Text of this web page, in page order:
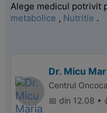
Alege medicul potrivit
metabolice , Nutritie .
Dr. Micu
Centrul
📅 din 12.08 •